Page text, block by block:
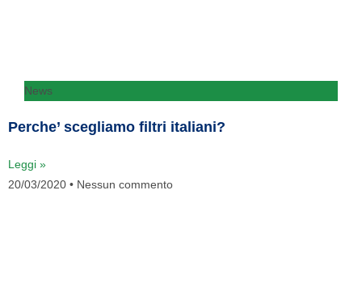
News
Perche’ scegliamo filtri italiani?
Leggi »
20/03/2020
Nessun commento